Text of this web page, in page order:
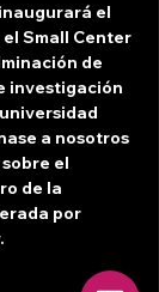
el
Small Center
de
investigación
a nosotros
el
de la
por